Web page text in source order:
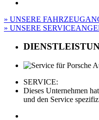
» UNSERE
» UNSERE
SERVICE:
Dieses Unternehmen
und den Service